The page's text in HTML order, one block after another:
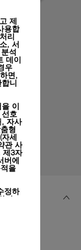
제
용합
리
, 서
석
데이
우
면,
니
이
호
, 자사
형
세
관 사
제3자
버에
을
정하
거
알
허